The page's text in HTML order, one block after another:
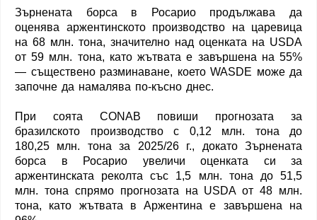
Зърнената борса в Росарио продължава да
оценява аржентинското производство на царевица
на 68 млн. тона, значително над оценката на USDA
от 59 млн. тона, като жътвата е завършена на 55%
— съществено разминаване, което WASDE може да
започне да намалява по-късно днес.
При соята CONAB повиши прогнозата за
бразилското производство с 0,12 млн. тона до
180,25 млн. тона за 2025/26 г., докато Зърнената
борса в Росарио увеличи оценката си за
аржентинската реколта със 1,5 млн. тона до 51,5
млн. тона спрямо прогнозата на USDA от 48 млн.
тона, като жътвата в Аржентина е завършена на